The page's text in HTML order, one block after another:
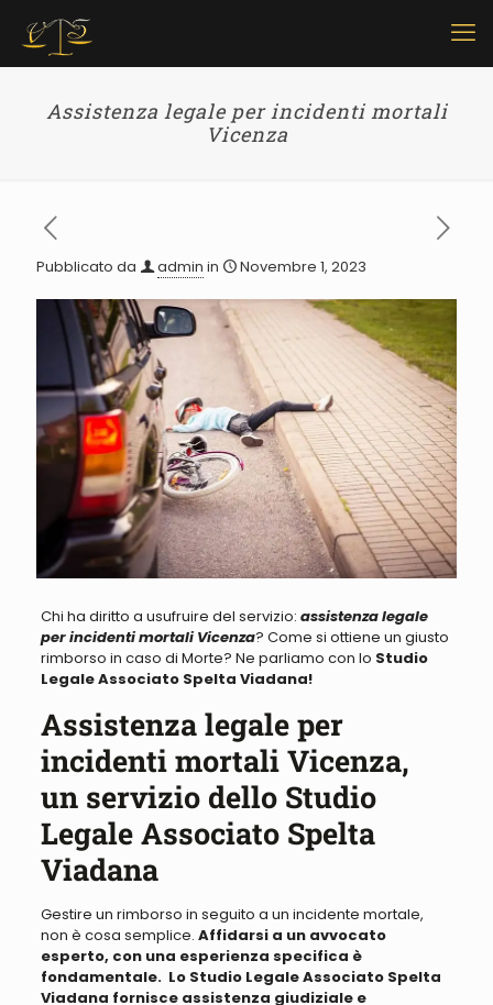
Assistenza legale per incidenti mortali
Vicenza
Pubblicato da admin in Novembre 1, 2023
Chi ha diritto a usufruire del servizio: assistenza legale
per incidenti mortali Vicenza? Come si ottiene un giusto
rimborso in caso di Morte? Ne parliamo con lo Studio
Legale Associato Spelta Viadana!
Assistenza legale per
incidenti mortali Vicenza,
un servizio dello Studio
Legale Associato Spelta
Viadana
Gestire un rimborso in seguito a un incidente mortale,
non è cosa semplice. Affidarsi a un avvocato
esperto, con una esperienza specifica è
fondamentale. Lo Studio Legale Associato Spelta
Viadana fornisce assistenza giudiziale e